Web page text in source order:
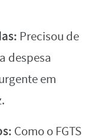
Precisou de
despesa
em
Como o FGTS